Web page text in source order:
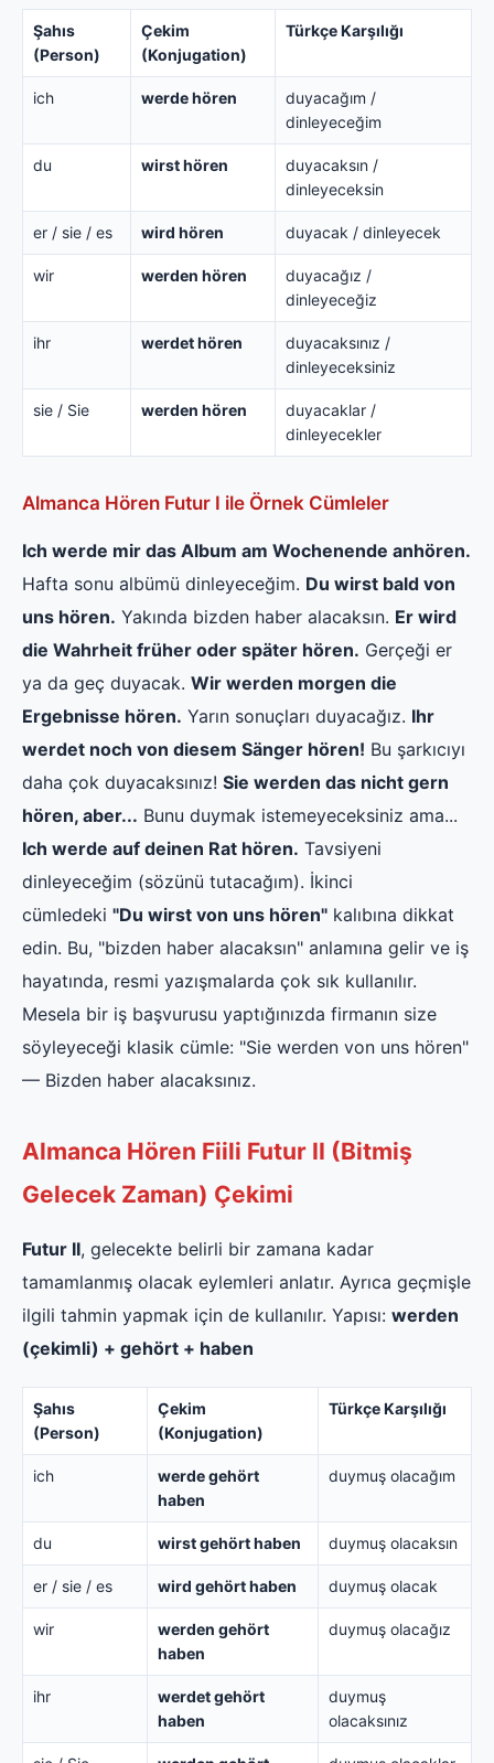
Şahıs
(Person)
Çekim
(Konjugation)
Türkçe Karşılığı
ich werde hören
duyacağım /
dinleyeceğim
du wirst hören
duyacaksın /
dinleyeceksin
er / sie / es wird hören duyacak / dinleyecek
wir werden hören
duyacağız /
dinleyeceğiz
ihr werdet hören
duyacaksınız /
dinleyeceksiniz
sie / Sie werden hören
duyacaklar /
dinleyecekler
Almanca Hören Futur I ile Örnek Cümleler
Ich werde mir das Album am Wochenende anhören.
Hafta sonu albümü dinleyeceğim. Du wirst bald von
uns hören. Yakında bizden haber alacaksın. Er wird
die Wahrheit früher oder später hören. Gerçeği er
ya da geç duyacak. Wir werden morgen die
Ergebnisse hören. Yarın sonuçları duyacağız. Ihr
werdet noch von diesem Sänger hören! Bu şarkıcıyı
daha çok duyacaksınız! Sie werden das nicht gern
hören, aber... Bunu duymak istemeyeceksiniz ama...
Ich werde auf deinen Rat hören. Tavsiyeni
dinleyeceğim (sözünü tutacağım). İkinci
cümledeki "Du wirst von uns hören" kalıbına dikkat
edin. Bu, "bizden haber alacaksın" anlamına gelir ve iş
hayatında, resmi yazışmalarda çok sık kullanılır.
Mesela bir iş başvurusu yaptığınızda firmanın size
söyleyeceği klasik cümle: "Sie werden von uns hören"
— Bizden haber alacaksınız.
Almanca Hören Fiili Futur II (Bitmiş
Gelecek Zaman) Çekimi
Futur II, gelecekte belirli bir zamana kadar
tamamlanmış olacak eylemleri anlatır. Ayrıca geçmişle
ilgili tahmin yapmak için de kullanılır. Yapısı: werden
(çekimli) + gehört + haben
Şahıs
(Person)
Çekim
(Konjugation)
Türkçe Karşılığı
ich
werde gehört
haben
duymuş olacağım
du wirst gehört haben duymuş olacaksın
er / sie / es wird gehört haben duymuş olacak
wir
werden gehört
haben
duymuş olacağız
ihr
werdet gehört
haben
duymuş
olacaksınız